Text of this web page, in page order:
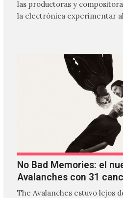
las productoras y
la electrónica experimentar
No Bad Memories: el
Avalanches con 31
The Avalanches estuvo lejos